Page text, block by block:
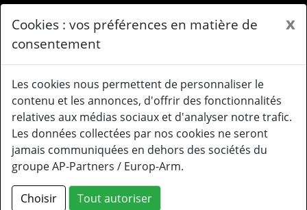
Arrivages
Mentions légales
Gérer mes cookies
Le système Gearbox
Mail : contact@lancertactical.eu
Facebook Lancer Tactical Europe
Europe
Cookies : vos préférences en matière de
consentement
x
Les cookies nous permettent de personnaliser le
contenu et les annonces, d'offrir des fonctionnalités
relatives aux médias sociaux et d'analyser notre trafic.
Les données collectées par nos cookies ne seront
jamais communiquées en dehors des sociétés du
groupe AP-Partners / Europ-Arm.
Choisir Tout autoriser